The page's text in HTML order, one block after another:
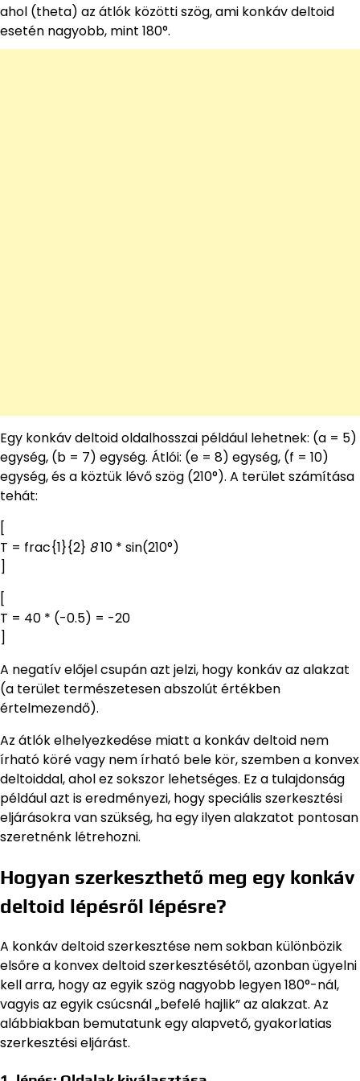
ahol (theta) az átlók közötti szög, ami konkáv deltoid
esetén nagyobb, mint 180°.
Egy konkáv deltoid oldalhosszai például lehetnek: (a = 5)
egység, (b = 7) egység. Átlói: (e = 8) egység, (f = 10)
egység, és a köztük lévő szög (210°). A terület számítása
tehát:
[
T = frac{1}{2} 810 * sin(210°)
]
[
T = 40 * (-0.5) = -20
]
A negatív előjel csupán azt jelzi, hogy konkáv az alakzat
(a terület természetesen abszolút értékben
értelmezendő).
Az átlók elhelyezkedése miatt a konkáv deltoid nem
írható köré vagy nem írható bele kör, szemben a konvex
deltoiddal, ahol ez sokszor lehetséges. Ez a tulajdonság
például azt is eredményezi, hogy speciális szerkesztési
eljárásokra van szükség, ha egy ilyen alakzatot pontosan
szeretnénk létrehozni.
Hogyan szerkeszthető meg egy konkáv
deltoid lépésről lépésre?
A konkáv deltoid szerkesztése nem sokban különbözik
elsőre a konvex deltoid szerkesztésétől, azonban ügyelni
kell arra, hogy az egyik szög nagyobb legyen 180°-nál,
vagyis az egyik csúcsnál „befelé hajlik” az alakzat. Az
alábbiakban bemutatunk egy alapvető, gyakorlatias
szerkesztési eljárást.